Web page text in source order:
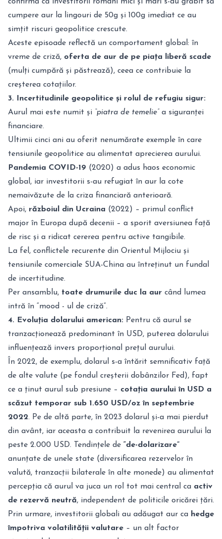
confirmă că investitorii români mici și mari s-au grăbit să
cumpere aur la lingouri de 50g și 100g imediat ce au
simțit riscuri geopolitice crescute.
Aceste episoade reflectă un comportament global: în
vreme de criză, oferta de aur de pe piața liberă scade
(mulți cumpără și păstrează), ceea ce contribuie la
creșterea cotațiilor.
3. Incertitudinile geopolitice și rolul de refugiu sigur:
Aurul mai este numit și “piatra de temelie” a siguranței
financiare.
Ultimii cinci ani au oferit nenumărate exemple în care
tensiunile geopolitice au alimentat aprecierea aurului.
Pandemia COVID-19 (2020) a adus haos economic
global, iar investitorii s-au refugiat în aur la cote
nemaivăzute de la criza financiară anterioară.
Apoi, războiul din Ucraina (2022) – primul conflict
major în Europa după decenii – a sporit aversiunea față
de risc și a ridicat cererea pentru active tangibile.
La fel, conflictele recurente din Orientul Mijlociu și
tensiunile comerciale SUA-China au întreținut un fundal
de incertitudine.
Per ansamblu, toate drumurile duc la aur când lumea
intră în “mood - ul de criză”.
4. Evoluția dolarului american: Pentru că aurul se
tranzacționează predominant în USD, puterea dolarului
influențează invers proporțional prețul aurului.
În 2022, de exemplu, dolarul s-a întărit semnificativ față
de alte valute (pe fondul creșterii dobânzilor Fed), fapt
ce a ținut aurul sub presiune – cotația aurului în USD a
scăzut temporar sub 1.650 USD/oz în septembrie
2022. Pe de altă parte, în 2023 dolarul și-a mai pierdut
din avânt, iar aceasta a contribuit la revenirea aurului la
peste 2.000 USD. Tendințele de “de-dolarizare”
anunțate de unele state (diversificarea rezervelor în
valută, tranzacții bilaterale în alte monede) au alimentat
percepția că aurul va juca un rol tot mai central ca activ
de rezervă neutră, independent de politicile oricărei țări.
Prin urmare, investitorii globali au adăugat aur ca hedge
împotriva volatilității valutare – un alt factor